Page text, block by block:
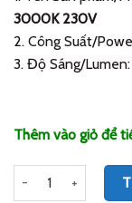
3000K 230V
2. Công Suất/
3. Độ Sáng/Lumen:
Thêm vào giỏ để
Số lượng